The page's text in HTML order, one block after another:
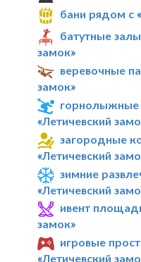
бани рядом с
батутные
замок»
веревочные
замок»
горнолыжные
«Летичевский
загородные
«Летичевский
зимние
«Летичевский
ивент
замок»
игровые
«Летичевский